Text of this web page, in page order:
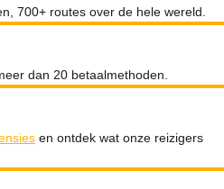
700+ routes over de hele wereld.
dan 20 betaalmethoden.
en ontdek wat onze reizigers